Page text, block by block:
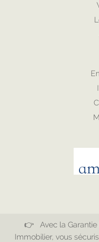
👉 Avec la Garantie
Immobilier, vous